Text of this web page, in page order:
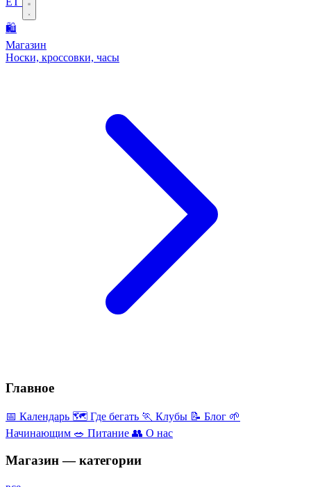
🛍️
Магазин
Носки, кроссовки, часы
Главное
📅 Календарь 🗺️ Где бегать 🏃 Клубы 📝 Блог 🌱
Начинающим 🥗 Питание 👥 О нас
Магазин — категории